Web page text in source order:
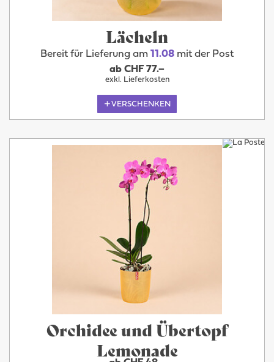
Lächeln
Bereit für Lieferung am 11.08 mit der Post
ab CHF 77.–
exkl. Lieferkosten
VERSCHENKEN
Orchidee und Übertopf
Lemonade